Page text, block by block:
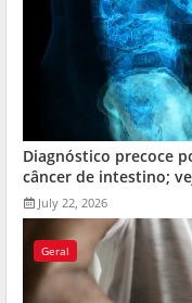
Diagnóstico precoce
câncer de intestino;
July 22, 2026
Geral